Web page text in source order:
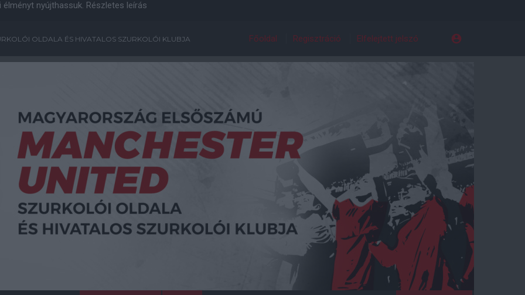
nyújthassuk. Részletes leírás
OLDALA ÉS HIVATALOS SZURKOLÓI KLUBJA Főoldal Regisztráció Elfelejtett jelszó